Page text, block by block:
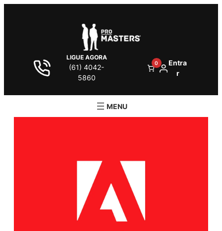
LIGUE AGORA
(61) 4042-
5860
0
Entra
r